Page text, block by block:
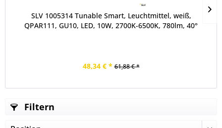
SLV 1005314 Tunable Smart, Leuchtmittel, weiß,
QPAR111, GU10, LED, 10W, 2700K-6500K, 780lm, 40°
48,34 € * 61,88 € *
Filtern